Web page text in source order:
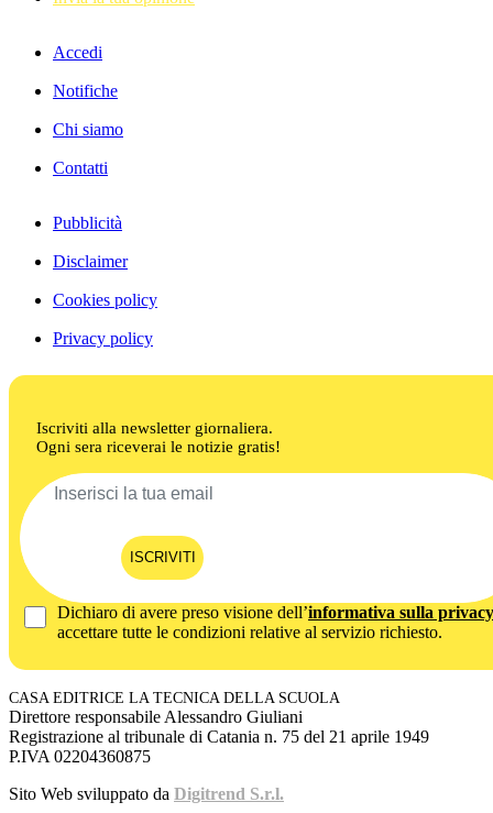
Accedi
Notifiche
Chi siamo
Contatti
Pubblicità
Disclaimer
Cookies policy
Privacy policy
Iscriviti alla newsletter giornaliera.
Ogni sera riceverai le notizie gratis!
ISCRIVITI
Dichiaro di avere preso visione dell’informativa sulla privacy
accettare tutte le condizioni relative al servizio richiesto.
CASA EDITRICE LA TECNICA DELLA SCUOLA
Direttore responsabile Alessandro Giuliani
Registrazione al tribunale di Catania n. 75 del 21 aprile 1949
P.IVA 02204360875
Sito Web sviluppato da Digitrend S.r.l.